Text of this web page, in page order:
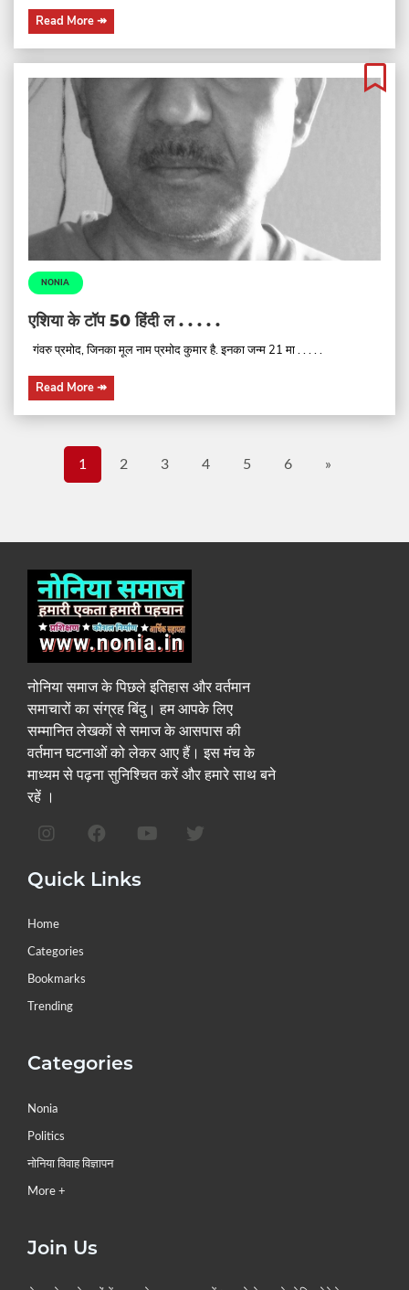
Read More↠
NONIA
एशिया के टॉप 50 हिंदी ल . . . . .
गंवरु प्रमोद, जिनका मूल नाम प्रमोद कुमार है. इनका जन्म 21 मा . . . . .
Read More↠
1 2 3 4 5 6 »
नोनिया समाज के पिछले इतिहास और वर्तमान
समाचारों का संग्रह बिंदु। हम आपके लिए
सम्मानित लेखकों से समाज के आसपास की
वर्तमान घटनाओं को लेकर आए हैं। इस मंच के
माध्यम से पढ़ना सुनिश्चित करें और हमारे साथ बने
रहें ।
Quick Links
Home
Categories
Bookmarks
Trending
Categories
Nonia
Politics
नोनिया विवाह विज्ञापन
More +
Join Us